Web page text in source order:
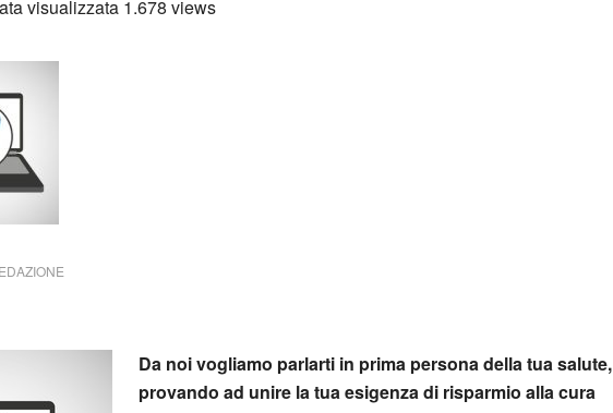
visualizzata 1.678 views
Da noi vogliamo parlarti in prima persona della tua salute,
provando ad unire la tua esigenza di risparmio alla cura